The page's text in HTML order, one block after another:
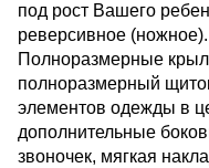
под рост Вашего
реверсивное (ножное).
Полноразмерные
полноразмерный
элементов одежды в
дополнительные
звоночек, мягкая